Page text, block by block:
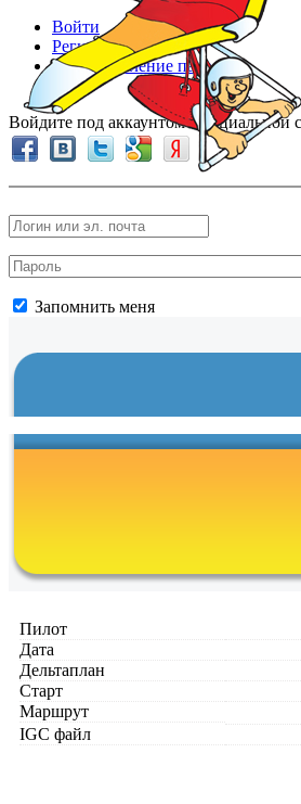
Войти
Регистрация
Восстановление пароля
Войдите под аккаунтом в
Запомнить меня
Пилот
Дата
Дельтаплан
Старт
Маршрут
IGC файл